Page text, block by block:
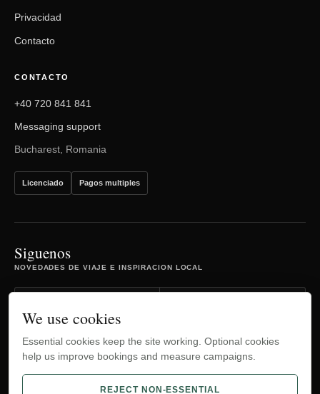
Privacidad
Contacto
CONTACTO
+40 720 841 841
Messaging support
Bucharest, Romania
Licenciado Pagos multiples
Siguenos
NOVEDADES DE VIAJE E INSPIRACION LOCAL
TripAdvisor YouTube
WhatsApp
We use cookies
Essential cookies keep the site working. Optional cookies
help us improve bookings and measure campaigns.
REJECT NON-ESSENTIAL